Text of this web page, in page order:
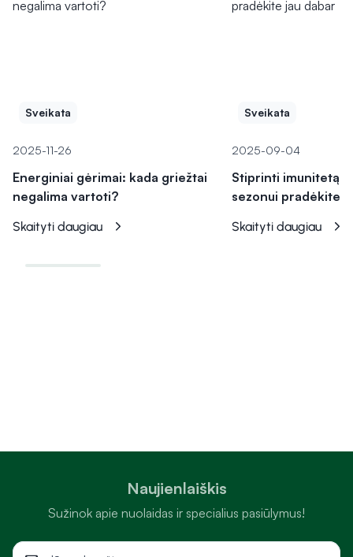
Sveikata
2025-11-26
Energiniai gėrimai: kada griežtai
negalima vartoti?
Skaityti daugiau
Sveikata
2025-09-04
Stiprinti imunitetą
sezonui pradėkite
Skaityti daugiau
Naujienlaiškis
Sužinok apie nuolaidas ir specialius pasiūlymus!